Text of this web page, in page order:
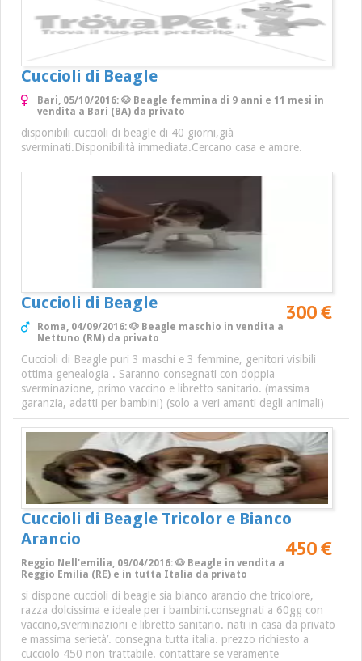
Cuccioli di Beagle
Bari, 05/10/2016: 🐶 Beagle femmina di 9 anni e 11 mesi in
vendita a Bari (BA) da privato
disponibili cuccioli di beagle di 40 giorni,già
sverminati.Disponibilità immediata.Cercano casa e amore.
Cuccioli di Beagle 300 €
Roma, 04/09/2016: 🐶 Beagle maschio in vendita a
Nettuno (RM) da privato
Cuccioli di Beagle puri 3 maschi e 3 femmine, genitori visibili
ottima genealogia . Saranno consegnati con doppia
sverminazione, primo vaccino e libretto sanitario. (massima
garanzia, adatti per bambini) (solo a veri amanti degli animali)
Cuccioli di Beagle Tricolor e Bianco
Arancio
450 €
Reggio Nell'emilia, 09/04/2016: 🐶 Beagle in vendita a
Reggio Emilia (RE) e in tutta Italia da privato
si dispone cuccioli di beagle sia bianco arancio che tricolore,
razza dolcissima e ideale per i bambini.consegnati a 60gg con
vaccino,sverminazioni e libretto sanitario. nati in casa da privato
e massima serietà’. consegna tutta italia. prezzo richiesto a
cucciolo 450 non trattabile. contattare se veramente